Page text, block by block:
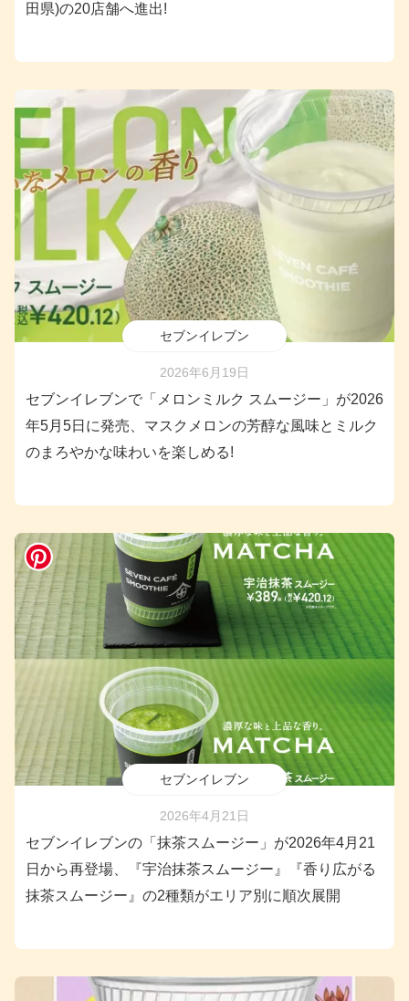
田県)の20店舗へ進出!
セブンイレブン
2026年6月19日
セブンイレブンで「メロンミルク スムージー」が2026
年5月5日に発売、マスクメロンの芳醇な風味とミルク
のまろやかな味わいを楽しめる!
セブンイレブン
2026年4月21日
セブンイレブンの「抹茶スムージー」が2026年4月21
日から再登場、『宇治抹茶スムージー』『香り広がる
抹茶スムージー』の2種類がエリア別に順次展開